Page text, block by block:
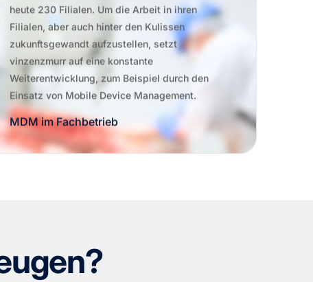
heute 230 Filialen. Um die Arbeit in ihren
Filialen, aber auch hinter den Kulissen
zukunftsgewandt aufzustellen, setzt
vinzenzmurr auf eine konstante
Weiterentwicklung, zum Beispiel durch den
Einsatz von Mobile Device Management.
MDM im Fachbetrieb